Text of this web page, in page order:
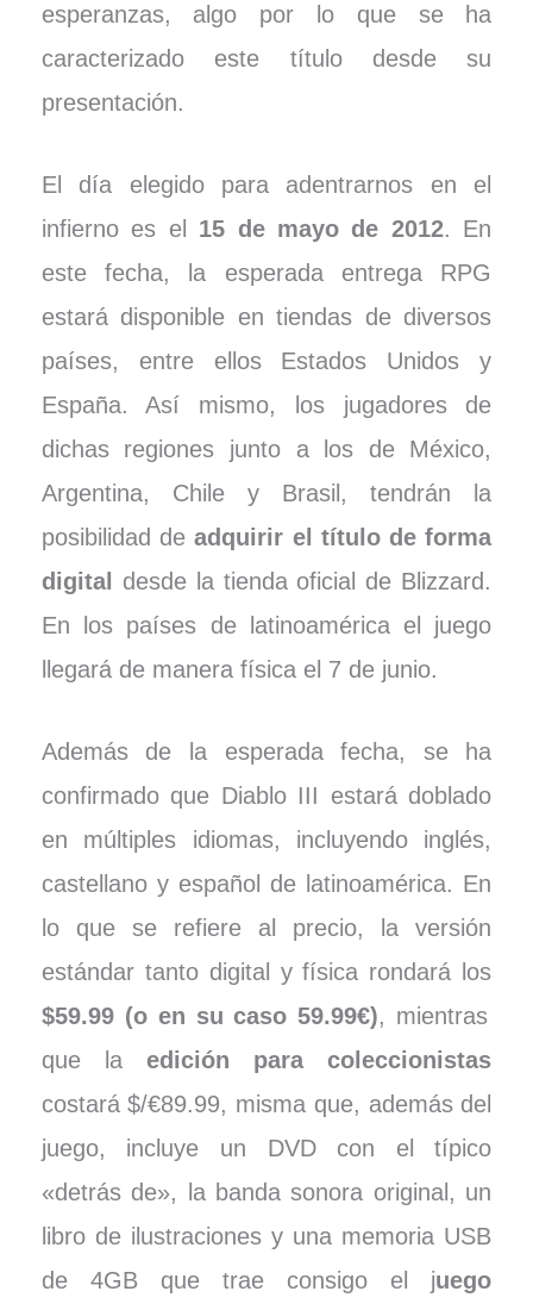
esperanzas, algo por lo que se ha
caracterizado este título desde su
presentación.
El día elegido para adentrarnos en el
infierno es el 15 de mayo de 2012. En
este fecha, la esperada entrega RPG
estará disponible en tiendas de diversos
países, entre ellos Estados Unidos y
España. Así mismo, los jugadores de
dichas regiones junto a los de México,
Argentina, Chile y Brasil, tendrán la
posibilidad deadquirir el título de forma
digital desde la tienda oficial de Blizzard.
En los países de latinoamérica el juego
llegará de manera física el 7 de junio.
Además de la esperada fecha, se ha
confirmado que Diablo III estará doblado
en múltiples idiomas, incluyendo inglés,
castellano y español de latinoamérica. En
lo que se refiere al precio, la versión
estándar tanto digital y física rondará los
$59.99 (o en su caso 59.99€), mientras
que la edición para coleccionistas
costará $/€89.99, misma que, además del
juego, incluye un DVD con el típico
«detrás de», la banda sonora original, un
libro de ilustraciones y una memoria USB
de 4GB que trae consigo el juego